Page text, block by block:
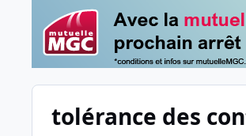
tolérance des